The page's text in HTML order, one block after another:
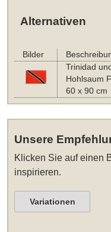
Alternativen
Bilder
Trinidad
Hohlsaum
60 x 90 cm
Unsere
Klicken Sie auf einen
inspirieren.
Variationen